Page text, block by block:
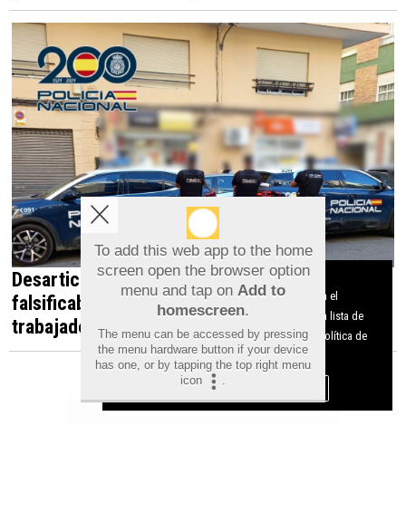
Desarticulada en Orihuela una red que
falsificaba documentos para contratar
trabajadores irregulares
To add this web app to the home
screen open the browser option
menu and tap on Add to
homescreen.
The menu can be accessed by pressing
the menu hardware button if your device
has one, or by tapping the top right menu
icon
.
Aviso sobre el Uso de cookies:
Utilizamos cookies nuestras y de terceros para el
funcionamiento del digital. Puedes consultar la lista de
cookies y como desconectarlas. Ver nuestra Política de
Privacidad y Cookies
Aceptar Cookies